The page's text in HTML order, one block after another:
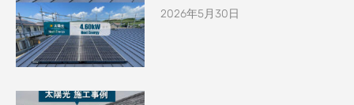
2026年5月30日